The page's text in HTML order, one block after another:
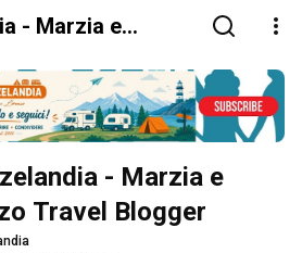
- Marzia e
- Marzia e
Travel Blogger